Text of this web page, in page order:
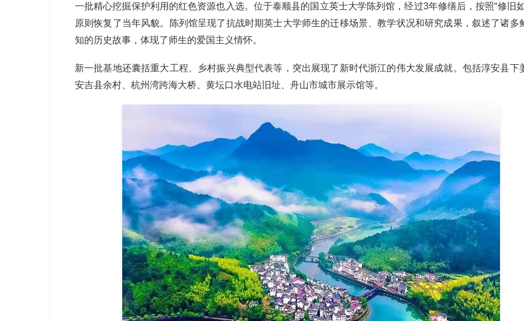
一批精心挖掘保护利用的红色资源也入选。位于泰顺县的国立英士大学陈列馆，经过3年修缮后，按照“修旧
原则恢复了当年风貌。陈列馆呈现了抗战时期英士大学师生的迁移场景、教学状况和研究成果，叙述了诸多
知的历史故事，体现了师生的爱国主义情怀。
新一批基地还囊括重大工程、乡村振兴典型代表等，突出展现了新时代浙江的伟大发展成就。包括淳安县下
安吉县余村、杭州湾跨海大桥、黄坛口水电站旧址、舟山市城市展示馆等。